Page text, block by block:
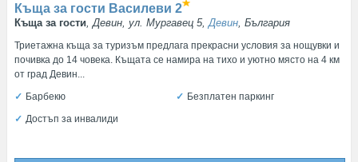
Къща за гости Василеви 2
Къща за гости , Девин, ул. Мургавец 5, Девин, България
Триетажна къща за туризъм предлага прекрасни условия за нощувки и
почивка до 14 човека. Къщата се намира на тихо и уютно място на 4 км
от град Девин...
Барбекю
Безплатен паркинг
Достъп за инвалиди